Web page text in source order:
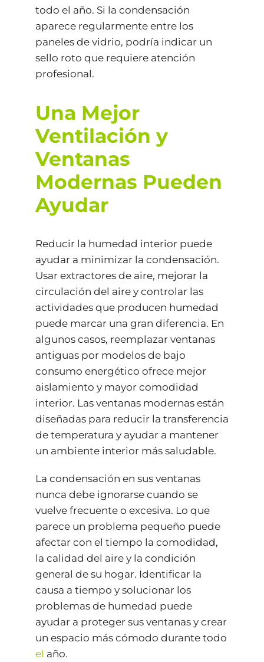
todo el año. Si la condensación
aparece regularmente entre los
paneles de vidrio, podría indicar un
sello roto que requiere atención
profesional.
Una Mejor
Ventilación y
Ventanas
Modernas Pueden
Ayudar
Reducir la humedad interior puede
ayudar a minimizar la condensación.
Usar extractores de aire, mejorar la
circulación del aire y controlar las
actividades que producen humedad
puede marcar una gran diferencia. En
algunos casos, reemplazar ventanas
antiguas por modelos de bajo
consumo energético ofrece mejor
aislamiento y mayor comodidad
interior. Las ventanas modernas están
diseñadas para reducir la transferencia
de temperatura y ayudar a mantener
un ambiente interior más saludable.
La condensación en sus ventanas
nunca debe ignorarse cuando se
vuelve frecuente o excesiva. Lo que
parece un problema pequeño puede
afectar con el tiempo la comodidad,
la calidad del aire y la condición
general de su hogar. Identificar la
causa a tiempo y solucionar los
problemas de humedad puede
ayudar a proteger sus ventanas y crear
un espacio más cómodo durante todo
el año.